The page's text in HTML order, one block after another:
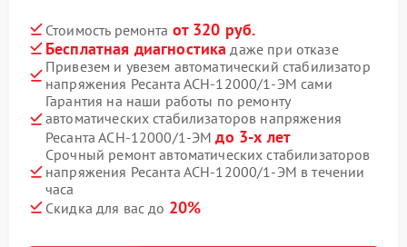
Стоимость ремонта от 320 руб.
Бесплатная диагностика даже при отказе
Привезем и увезем автоматический стабилизатор
напряжения Ресанта АСН-12000/1-ЭМ сами
Гарантия на наши работы по ремонту
автоматических стабилизаторов напряжения
Ресанта АСН-12000/1-ЭМдо 3-х лет
Срочный ремонт автоматических стабилизаторов
напряжения Ресанта АСН-12000/1-ЭМ в течении
часа
Скидка для вас до 20%